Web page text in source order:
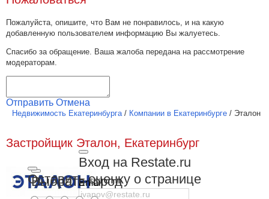
Выбрать город
Вход на Restate.ru
Email
Пожалуйста, опишите, что Вам не понравилось, и на какую
добавленную пользователем информацию Вы жалуетесь.
Спасибо за обращение. Ваша жалоба передана на рассмотрение
модераторам.
Отправить Отмена
Недвижимость Екатеринбурга/ Компании в Екатеринбурге / Эталон
Застройщик Эталон, Екатеринбург
Оставить оценку о странице